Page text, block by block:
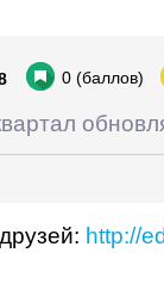
0 (баллов)
http://